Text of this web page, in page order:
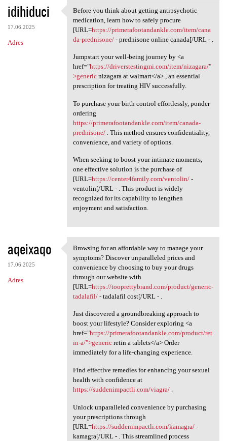
idihiduci
17.06.2025
Adres
Before you think about
Before you think about getting antipsychotic
medication, learn how to safely procure
[URL=https://primerafootandankle.com/item/cana
da-prednisone/- prednisone online canada[/URL - .
Jumpstart your well-being journey by <a
href="https://driverstestingmi.com/item/nizagara/"
>genericnizagara at walmart</a> , an essential
prescription for treating HIV successfully.
To purchase your birth control effortlessly, ponder
ordering
https://primerafootandankle.com/item/canada-
prednisone/. This method ensures confidentiality,
convenience, and variety of options.
When seeking to boost your intimate moments,
one effective solution is the purchase of
[URL=https://center4family.com/ventolin/-
ventolin[/URL - . This product is widely
recognized for its capability to lengthen
enjoyment and satisfaction.
aqeixaqo
17.06.2025
Adres
Browsing for an affordable
Browsing for an affordable way to manage your
symptoms? Discover unparalleled prices and
convenience by choosing to buy your drugs
through our website with
[URL=https://tooprettybrand.com/product/generic-
tadalafil/- tadalafil cost[/URL - .
Just discovered a groundbreaking approach to
boost your lifestyle? Consider exploring <a
href="https://primerafootandankle.com/product/ret
in-a/">genericretin a tablets</a> Order
immediately for a life-changing experience.
Find effective remedies for enhancing your sexual
health with confidence at
https://suddenimpactli.com/viagra/.
Unlock unparalleled convenience by purchasing
your prescriptions through
[URL=https://suddenimpactli.com/kamagra/-
kamagra[/URL - . This streamlined process